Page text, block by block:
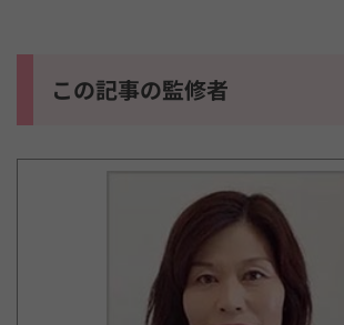
この記事の監修者